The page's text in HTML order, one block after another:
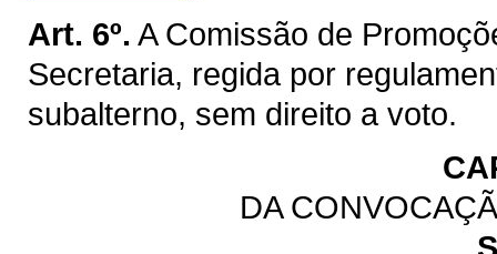
Art. 6º. A Comissão de
Secretaria, regida por
subalterno, sem direito a voto.
DA